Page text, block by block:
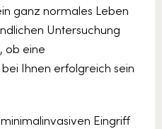
ganz normales Leben
Untersuchung
ob eine
Ihnen erfolgreich sein
Eingriff